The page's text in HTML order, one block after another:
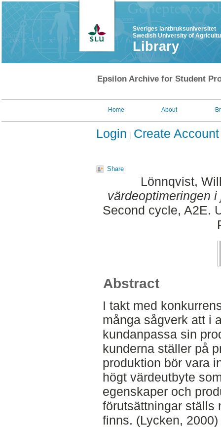
Sveriges lantbruksuniversitet
Swedish University of
Library
Epsilon Archive for Student
Home About
Login Create Account
Share
Lönnqvist,
värdeoptimeringen
Second cycle, A2E.
Abstract
I takt med
många sågverk att i
kundanpassa sin
kunderna ställer på
produktion bör vara
högt värdeutbyte
egenskaper och
förutsättningar ställs
finns. (Lycken, 2000)